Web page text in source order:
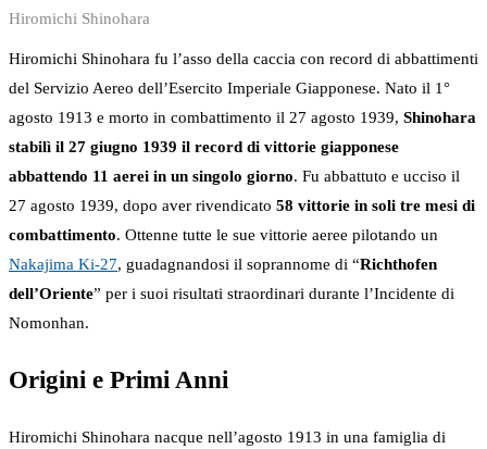
Hiromichi Shinohara
Hiromichi Shinohara fu l’asso della caccia con record di abbattimenti
del Servizio Aereo dell’Esercito Imperiale Giapponese. Nato il 1°
agosto 1913 e morto in combattimento il 27 agosto 1939, Shinohara
stabilì il 27 giugno 1939 il record di vittorie giapponese
abbattendo 11 aerei in un singolo giorno. Fu abbattuto e ucciso il
27 agosto 1939, dopo aver rivendicato 58 vittorie in soli tre mesi di
combattimento. Ottenne tutte le sue vittorie aeree pilotando un
Nakajima Ki-27, guadagnandosi il soprannome di “Richthofen
dell’Oriente” per i suoi risultati straordinari durante l’Incidente di
Nomonhan.
Origini e Primi Anni
Hiromichi Shinohara nacque nell’agosto 1913 in una famiglia di